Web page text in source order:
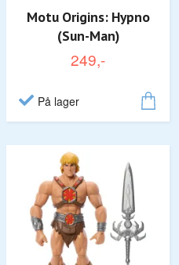
Motu Origins: Hypno
(Sun-Man)
249,-
På lager